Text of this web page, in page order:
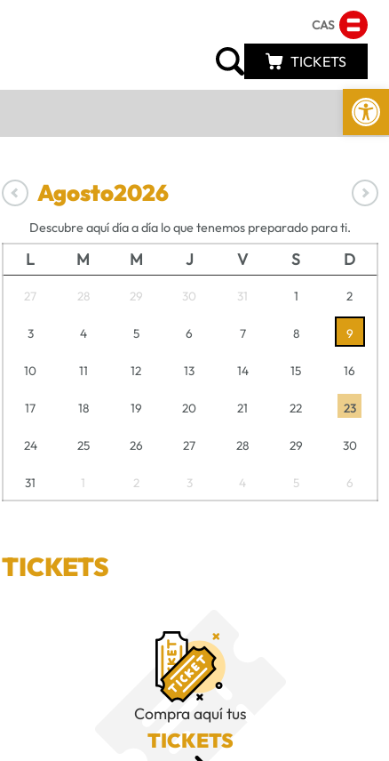
Abrir
CAS
TICKETS
Agosto2026
Descubre aquí día a día lo que tenemos preparado para ti.
L M M J V S D
27 28 29 30 31 1 2
3 4 5 6 7 8 9
10 11 12 13 14 15 16
17 18 19 20 21 22 23
24 25 26 27 28 29 30
31 1 2 3 4 5 6
TICKETS
Compra aquí tus
TICKETS